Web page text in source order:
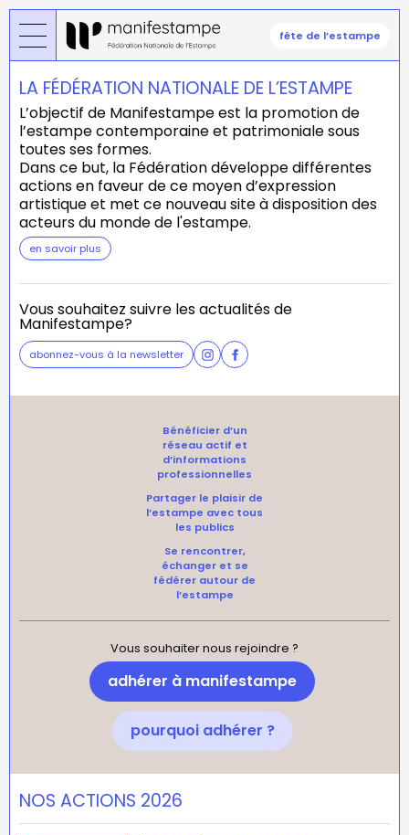
Aller
au
contenu
principal
fête de l’estampe
LA FÉDÉRATION NATIONALE DE L’ESTAMPE
L’objectif de Manifestampe est la promotion de
l’estampe contemporaine et patrimoniale sous
toutes ses formes.
Dans ce but, la Fédération développe différentes
actions en faveur de ce moyen d’expression
artistique et met ce nouveau site à disposition des
acteurs du monde de l'estampe.
en savoir plus
Vous souhaitez suivre les actualités de
Manifestampe?
abonnez-vous à la newsletter
Bénéficier d’un
réseau actif et
d’informations
professionnelles
Partager le plaisir de
l’estampe avec tous
les publics
Se rencontrer,
échanger et se
fédérer autour de
l’estampe
Vous souhaiter nous rejoindre ?
adhérer à manifestampe
pourquoi adhérer ?
NOS ACTIONS 2026